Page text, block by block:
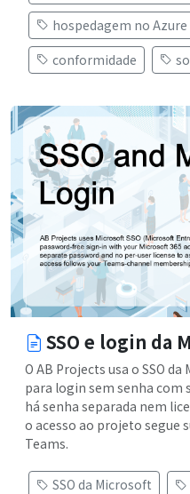
hospedagem no Azure
conformidade
SSO e login da
O AB Projects usa o SSO
para login sem senha com
há senha separada nem
o acesso ao projeto segue
Teams.
SSO da Microsoft